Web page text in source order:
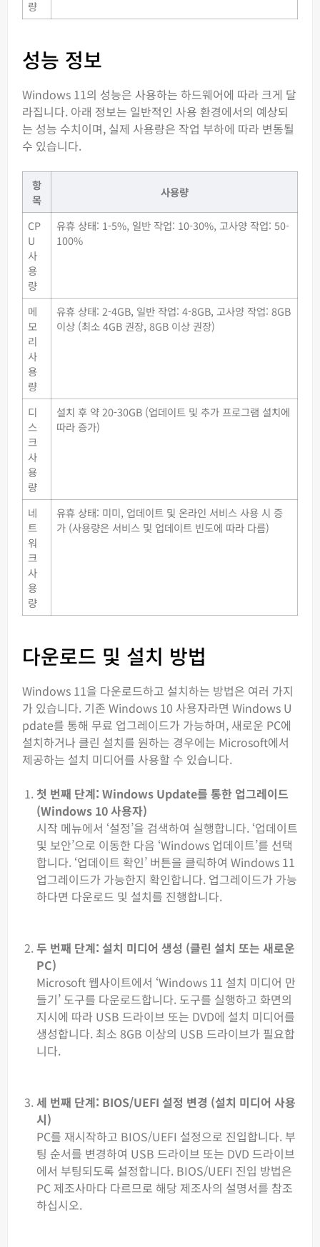
량
성능 정보
Windows 11의 성능은 사용하는 하드웨어에 따라 크게 달
라집니다. 아래 정보는 일반적인 사용 환경에서의 예상되
는 성능 수치이며, 실제 사용량은 작업 부하에 따라 변동될
수 있습니다.
항
목
사용량
CP
U
사
용
량
유휴 상태: 1-5%, 일반 작업: 10-30%, 고사양 작업: 50-
100%
메
모
리
사
용
량
유휴 상태: 2-4GB, 일반 작업: 4-8GB, 고사양 작업: 8GB
이상 (최소 4GB 권장, 8GB 이상 권장)
디
스
크
사
용
량
설치 후 약 20-30GB (업데이트 및 추가 프로그램 설치에
따라 증가)
네
트
워
크
사
용
량
유휴 상태: 미미, 업데이트 및 온라인 서비스 사용 시 증
가 (사용량은 서비스 및 업데이트 빈도에 따라 다름)
다운로드 및 설치 방법
Windows 11을 다운로드하고 설치하는 방법은 여러 가지
가 있습니다. 기존 Windows 10 사용자라면 Windows U
pdate를 통해 무료 업그레이드가 가능하며, 새로운 PC에
설치하거나 클린 설치를 원하는 경우에는 Microsoft에서
제공하는 설치 미디어를 사용할 수 있습니다.
첫 번째 단계: Windows Update를 통한 업그레이드
(Windows 10 사용자)
시작 메뉴에서 ‘설정’을 검색하여 실행합니다. ‘업데이트
및 보안’으로 이동한 다음 ‘Windows 업데이트’를 선택
합니다. ‘업데이트 확인’ 버튼을 클릭하여 Windows 11
업그레이드가 가능한지 확인합니다. 업그레이드가 가능
하다면 다운로드 및 설치를 진행합니다.
두 번째 단계: 설치 미디어 생성 (클린 설치 또는 새로운
PC)
Microsoft 웹사이트에서 ‘Windows 11 설치 미디어 만
들기’ 도구를 다운로드합니다. 도구를 실행하고 화면의
지시에 따라 USB 드라이브 또는 DVD에 설치 미디어를
생성합니다. 최소 8GB 이상의 USB 드라이브가 필요합
니다.
세 번째 단계: BIOS/UEFI 설정 변경 (설치 미디어 사용
시)
PC를 재시작하고 BIOS/UEFI 설정으로 진입합니다. 부
팅 순서를 변경하여 USB 드라이브 또는 DVD 드라이브
에서 부팅되도록 설정합니다. BIOS/UEFI 진입 방법은
PC 제조사마다 다르므로 해당 제조사의 설명서를 참조
하십시오.